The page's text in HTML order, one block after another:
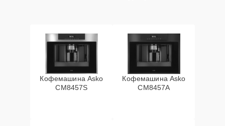
Кофемашина Asko
CM8457S
Кофемашина Asko
CM8457A